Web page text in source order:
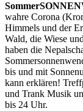
wahre Corona
Himmels und der
Wald, die Wiese
haben die
bis und mit
kann erklären!
und Trank Musik
bis 24 Uhr.